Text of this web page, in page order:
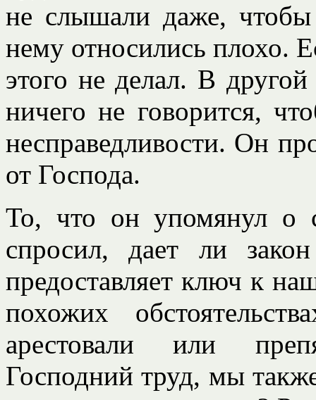
не слышали даже,
нему относились плохо.
этого не делал. В
ничего не говорится,
несправедливости. Он
от Господа.
То, что он упомянул о
спросил, дает ли
предоставляет ключ к
похожих
арестовали или
Господний труд, мы